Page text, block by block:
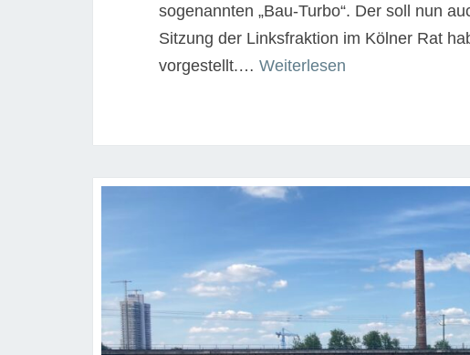
sogenannten „Bau-Turbo“. Der soll nun
Sitzung der Linksfraktion im Kölner Rat
vorgestellt.… Weiterlesen
dem
Bauturbo?”